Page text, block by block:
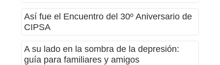
Así fue el Encuentro del 30º Aniversario de
CIPSA
A su lado en la sombra de la depresión:
guía para familiares y amigos